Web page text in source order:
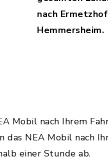
nach
Hemmersheim.
Mobil nach Ihrem
das NEA Mobil nach
einer Stunde ab.